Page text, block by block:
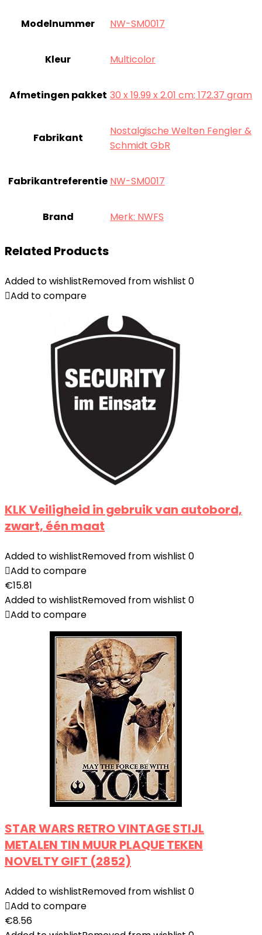
Modelnummer ‎NW-SM0017
Kleur ‎Multicolor
Afmetingen pakket ‎30 x 19.99 x 2.01 cm; 172.37 gram
Fabrikant
‎Nostalgische Welten Fengler &
Schmidt GbR
Fabrikantreferentie ‎NW-SM0017
Brand Merk: NWFS
Related Products
Added to wishlistRemoved from wishlist 0
Add to compare
KLK Veiligheid in gebruik van autobord,
zwart, één maat
Added to wishlistRemoved from wishlist 0
Add to compare
€15.81
Added to wishlistRemoved from wishlist 0
Add to compare
STAR WARS RETRO VINTAGE STIJL
METALEN TIN MUUR PLAQUE TEKEN
NOVELTY GIFT (2852)
Added to wishlistRemoved from wishlist 0
Add to compare
€8.56